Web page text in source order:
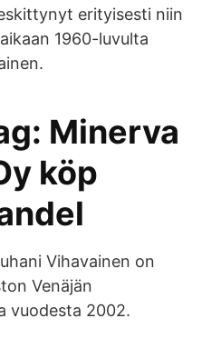
erityisesti niin
1960-luvulta
Minerva
köp
Vihavainen on
Venäjän
vuodesta 2002.